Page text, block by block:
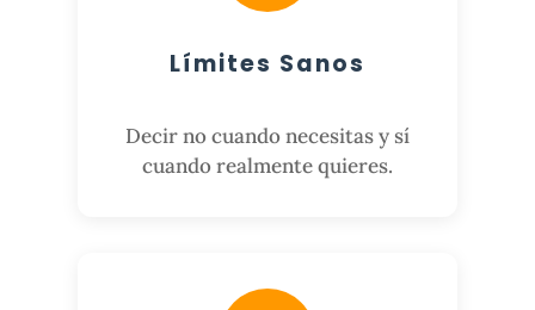
Límites Sanos
Decir no cuando necesitas y sí
cuando realmente quieres.